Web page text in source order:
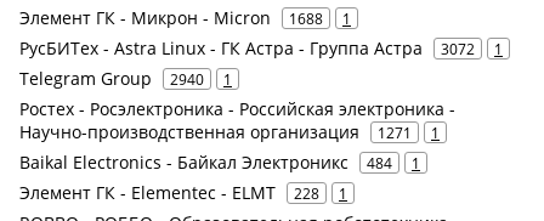
Элемент ГК - Микрон - Micron 1688 1
РусБИТех - Astra Linux - ГК Астра - Группа Астра 3072 1
Telegram Group 2940 1
Ростех - Росэлектроника - Российская электроника -
Научно-производственная организация
1271 1
Baikal Electronics - Байкал Электроникс 484 1
Элемент ГК - Elementec - ELMT 228 1